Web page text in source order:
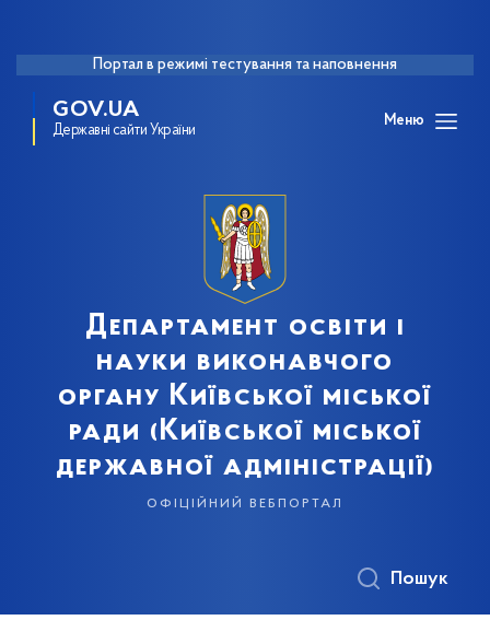
Портал в режимі тестування та наповнення
GOV.UA
Державні сайти України
Меню
Департамент освіти і
науки виконавчого
органу Київської міської
ради (Київської міської
державної адміністрації)
офіційний вебпортал
Пошук